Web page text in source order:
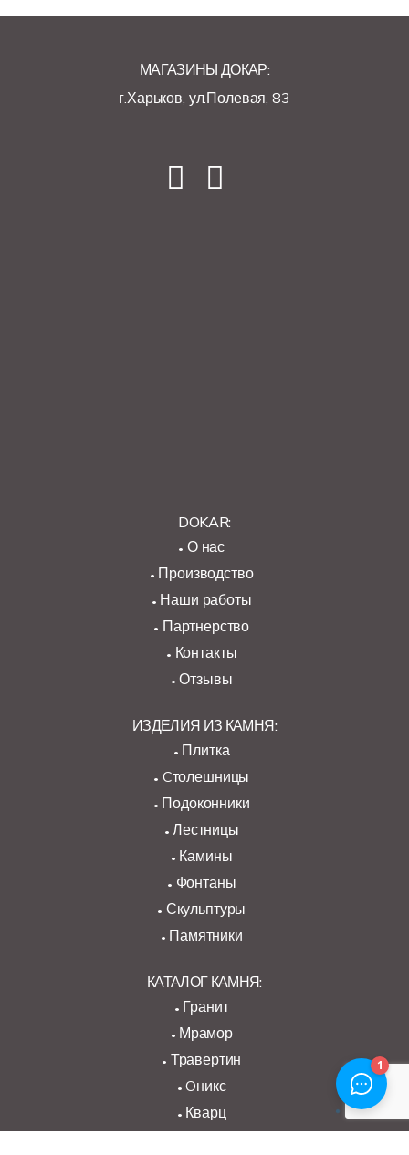
МАГАЗИНЫ ДОКАР:
г.Харьков, ул.Полевая, 83
DOKAR:
О нас
Производство
Наши работы
Партнерство
Контакты
Отзывы
ИЗДЕЛИЯ ИЗ КАМНЯ:
Плитка
Cтолешницы
Подоконники
Лестницы
Камины
Фонтаны
Скульптуры
Памятники
КАТАЛОГ КАМНЯ:
Гранит
Мрамор
Травертин
Oникс
Кварц